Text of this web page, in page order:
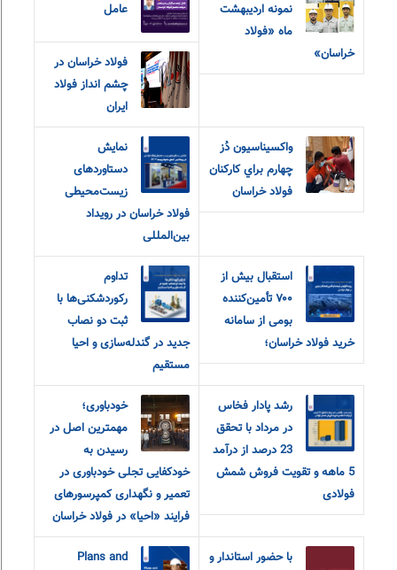
نمونه اردیبهشت
ماه «فولاد
خراسان»
عامل
فولاد خراسان در
چشم انداز فولاد
ایران
واکسيناسيون دُز
چهارم براي کارکنان
فولاد خراسان
نمایش
دستاوردهای
زیست‌محیطی
فولاد خراسان در رویداد
بین‌المللی
استقبال بیش از
۷۰۰ تأمین‌کننده
بومی از سامانه
خرید فولاد خراسان؛
تداوم
رکوردشکنی‌ها با
ثبت دو نصاب
جدید در گندله‌سازی و احیا
مستقیم
رشد پادار فخاس
در مرداد با تحقق
23 درصد از درآمد
5 ماهه و تقویت فروش شمش
فولادی
خودباوری؛
مهمترین اصل در
رسیدن به
خودکفایی تجلی خودباوری در
تعمیر و نگهداری کمپرسورهای
فرایند «احیا» در فولاد خراسان
با حضور استاندار و
Plans and